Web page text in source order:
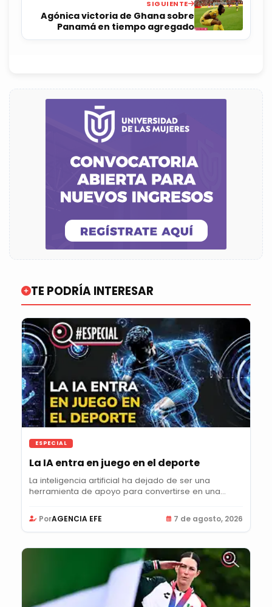
SIGUIENTE
Agónica victoria de Ghana sobre
Panamá en tiempo agregado
TE PODRÍA INTERESAR
ESPECIAL
La IA entra en juego en el deporte
La inteligencia artificial ha dejado de ser una
herramienta de apoyo para convertirse en una...
PorAGENCIA EFE 7 de agosto, 2026